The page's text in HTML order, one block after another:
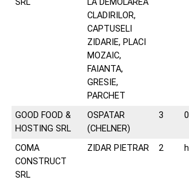
SRL
LA DEMOLAREA
CLADIRILOR,
CAPTUSELI
ZIDARIE, PLACI
MOZAIC,
FAIANTA,
GRESIE,
PARCHET
GOOD FOOD &
HOSTING SRL
OSPATAR
(CHELNER)
3
COMA
CONSTRUCT
SRL
ZIDAR PIETRAR 2